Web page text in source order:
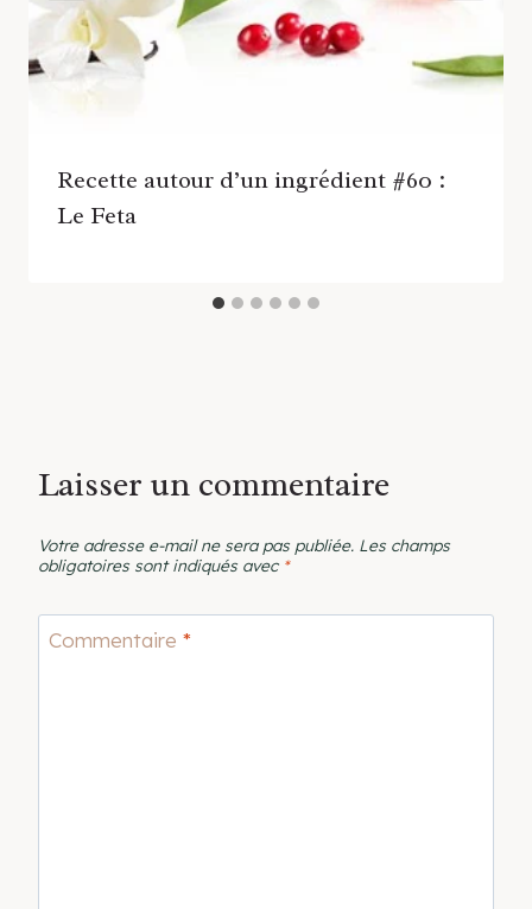
Recette autour d’un ingrédient #60 :
Le Feta
Laisser un commentaire
Votre adresse e-mail ne sera pas publiée. Les champs
obligatoires sont indiqués avec *
Commentaire *